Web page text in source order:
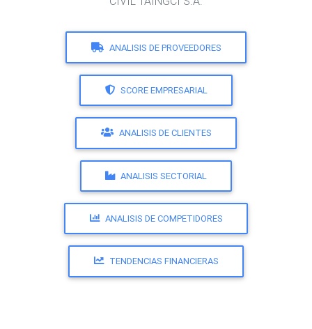
ANALISIS DE PROVEEDORES
SCORE EMPRESARIAL
ANALISIS DE CLIENTES
ANALISIS SECTORIAL
ANALISIS DE COMPETIDORES
TENDENCIAS FINANCIERAS